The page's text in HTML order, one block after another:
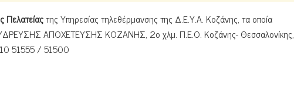
Πελατείαςτης Υπηρεσίας τηλεθέρμανσης της Δ.Ε.Υ.Α. Κοζάνης, τα οποία
ΥΔΡΕΥΣΗΣ ΑΠΟΧΕΤΕΥΣΗΣ ΚΟΖΑΝΗΣ, 2ο χλμ. Π.Ε.Ο. Κοζάνης- Θεσσαλονίκης,
51555 / 51500